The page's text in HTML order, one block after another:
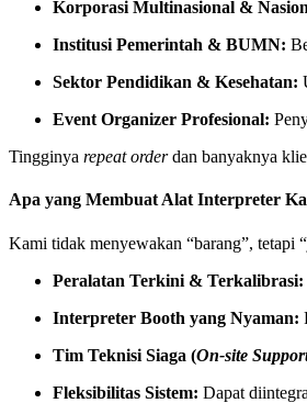
Korporasi Multinasional &
Institusi Pemerintah & BUMN:
Sektor Pendidikan & Kesehatan:
Event Organizer Profesional:
Tingginya repeat orderdan banyaknya
Apa yang Membuat Alat Interpreter
Kami tidak menyewakan “barang”, tetapi
Peralatan Terkini & Terkalibrasi:
Interpreter Booth yang Nyaman:
Tim Teknisi Siaga (On-site
Fleksibilitas Sistem: Dapat